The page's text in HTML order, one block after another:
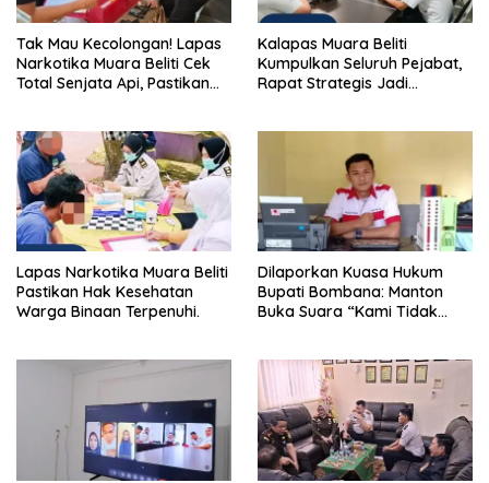
Tak Mau Kecolongan! Lapas
Narkotika Muara Beliti Cek
Total Senjata Api, Pastikan
Kalapas Muara Beliti
Kumpulkan Seluruh Pejabat,
Rapat Strategis Jadi
Lapas Narkotika Muara Beliti
Pastikan Hak Kesehatan
Warga Binaan Terpenuhi.
Dilaporkan Kuasa Hukum
Bupati Bombana: Manton
Buka Suara “Kami Tidak